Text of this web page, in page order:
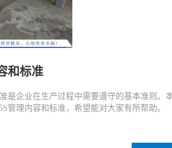
和标准
是企业在生产过程中需要遵守的基本准则。
管理内容和标准，希望能对大家有所帮助。